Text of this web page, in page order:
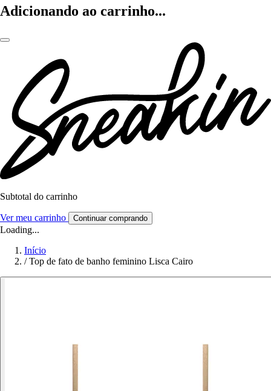
Adicionando ao carrinho...
Subtotal do carrinho
Ver meu carrinho Continuar comprando
Loading...
Início
/ Top de fato de banho feminino Lisca Cairo